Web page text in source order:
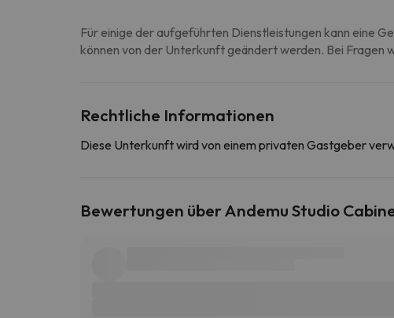
Für einige der aufgeführten Dienstleistungen kann eine
können von der Unterkunft geändert werden. Bei Fragen
Rechtliche Informationen
Diese Unterkunft wird von einem privaten Gastgeber
Bewertungen über Andemu Studio